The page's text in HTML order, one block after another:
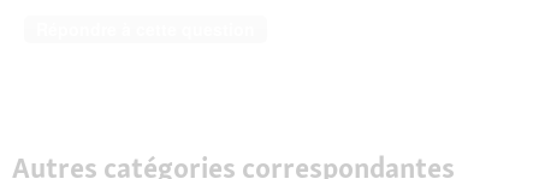
Autres catégories correspondantes